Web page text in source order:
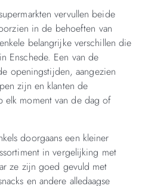
vervullen beide
in de behoeften van
belangrijke verschillen die
Enschede. Een van de
openingstijden, aangezien
zijn en klanten de
moment van de dag of
doorgaans een kleiner
in vergelijking met
ze zijn goed gevuld met
en andere alledaagse